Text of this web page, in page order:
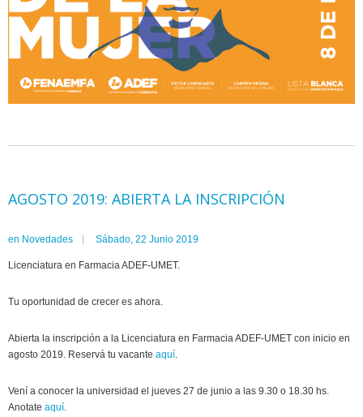
AGOSTO 2019: ABIERTA LA INSCRIPCIÓN
en Novedades Sábado, 22 Junio 2019
Licenciatura en Farmacia ADEF-UMET.
Tu oportunidad de crecer es ahora.
Abierta la inscripción a la Licenciatura en Farmacia ADEF-UMET con inicio en
agosto 2019. Reservá tu vacante aquí.
Vení a conocer la universidad el jueves 27 de junio a las 9.30 o 18.30 hs.
Anotate aquí.